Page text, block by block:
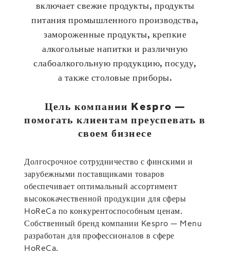
включает свежие продукты, продукты
питания промышленного производства,
замороженные продукты, крепкие
алкогольные напитки и различную
слабоалкогольную продукцию, посуду,
а также столовые приборы.
Цель компании Kespro —
помогать клиентам преуспевать в
своем бизнесе
Долгосрочное сотрудничество с финскими и
зарубежными поставщиками товаров
обеспечивает оптимальный ассортимент
высококачественной продукции для сферы
HoReCa по конкурентоспособным ценам.
Собственный бренд компании Kespro — Menu
разработан для профессионалов в сфере
HoReCa.